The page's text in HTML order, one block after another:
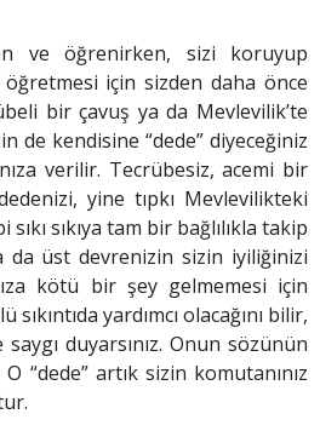
ve öğrenirken, sizi koruyup
için siz­den daha önce
bir çavuş ya da Mevlevilik’te
de kendisine “dede” diyeceğiniz
verilir. Tecrübesiz, acemi bir
yine tıpkı Mevlevilikteki
sıkıya tam bir bağlılıkla takip
da üst devrenizin sizin iyiliğinizi
kötü bir şey gelmemesi için
sıkıntıda yardımcı olacağını bilir,
duyarsınız. Onun sözünün
O “dede” artık sizin komutanınız